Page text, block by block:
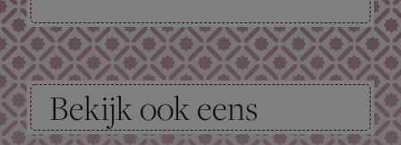
Bekijk ook eens